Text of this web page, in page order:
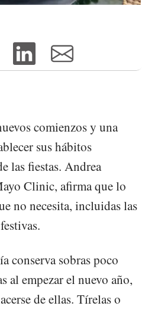
comienzos y una
sus hábitos
las fiestas. Andrea
Clinic, afirma que lo
no necesita, incluidas las
conserva sobras poco
al empezar el nuevo año,
de ellas. Tírelas o